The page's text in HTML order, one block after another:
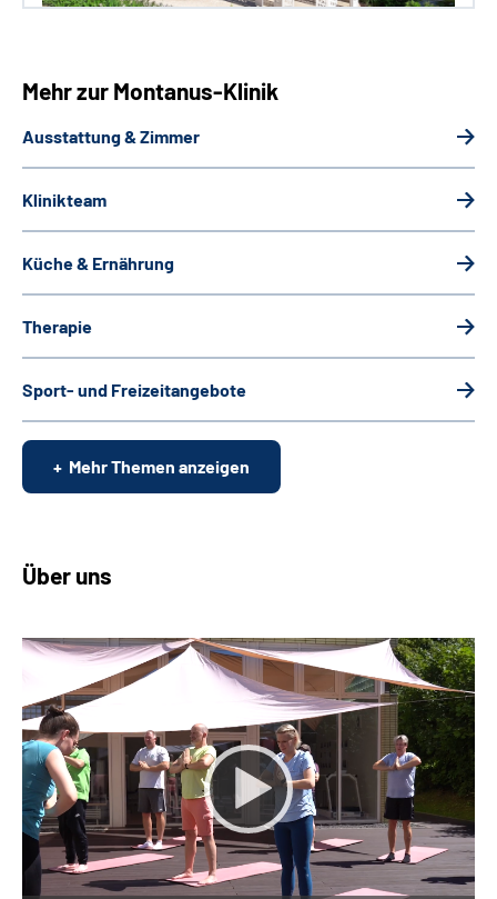
Mehr zur Montanus-Klinik
Ausstattung & Zimmer
Klinikteam
Küche & Ernährung
Therapie
Sport- und Freizeitangebote
Mehr Themen anzeigen
Über uns
Keine
Deutsch